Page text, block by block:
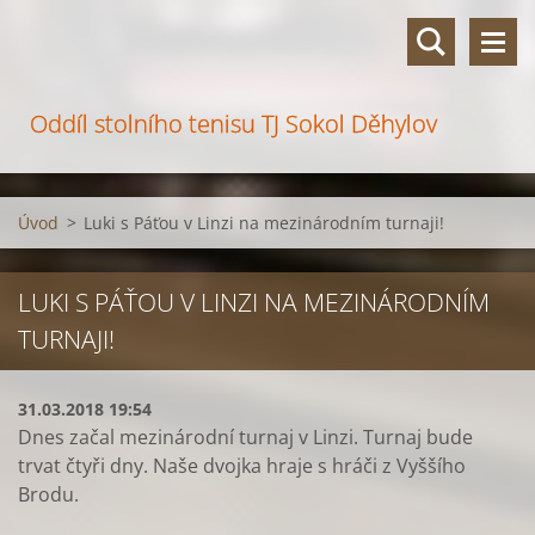
Oddíl stolního tenisu TJ Sokol Děhylov
Úvod > Luki s Páťou v Linzi na mezinárodním turnaji!
LUKI S PÁŤOU V LINZI NA MEZINÁRODNÍM
TURNAJI!
31.03.2018 19:54
Dnes začal mezinárodní turnaj v Linzi. Turnaj bude
trvat čtyři dny. Naše dvojka hraje s hráči z Vyššího
Brodu.